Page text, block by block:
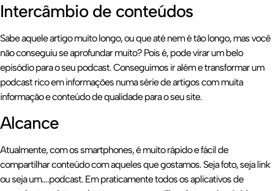
Intercâmbio de conteúdos
Sabe aquele artigo muito longo, ou que até nem é tão longo, mas você
não conseguiu se aprofundar muito? Pois é, pode virar um belo
episódio para o seu podcast. Conseguimos ir além e transformar um
podcast rico em informações numa série de artigos com muita
informação e conteúdo de qualidade para o seu site.
Alcance
Atualmente, com os smartphones, é muito rápido e fácil de
compartilhar conteúdo com aqueles que gostamos. Seja foto, seja link
ou seja um….podcast. Em praticamente todos os aplicativos de